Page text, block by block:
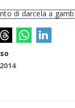
darcela a gambe.